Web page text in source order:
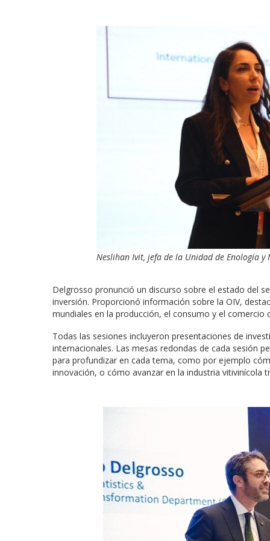
Neslihan Ivit, jefa de la Unidad de Enología y
Delgrosso pronunció un discurso sobre el estado del
inversión. Proporcionó información sobre la OIV,
mundiales en la producción, el consumo y el comercio
Todas las sesiones incluyeron presentaciones de
internacionales. Las mesas redondas de cada sesión
para profundizar en cada tema, como por ejemplo
innovación, o cómo avanzar en la industria vitivinícola